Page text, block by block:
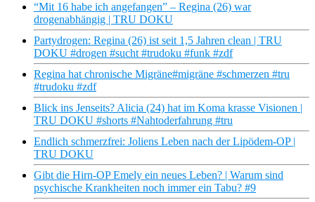
“Mit 16 habe ich angefangen” – Regina (26) war
drogenabhängig | TRU DOKU
Partydrogen: Regina (26) ist seit 1,5 Jahren clean | TRU
DOKU #drogen #sucht #trudoku #funk #zdf
Regina hat chronische Migräne#migräne #schmerzen #tru
#trudoku #zdf
Blick ins Jenseits? Alicia (24) hat im Koma krasse Visionen |
TRU DOKU #shorts #Nahtoderfahrung #tru
Endlich schmerzfrei: Joliens Leben nach der Lipödem-OP |
TRU DOKU
Gibt die Hirn-OP Emely ein neues Leben? | Warum sind
psychische Krankheiten noch immer ein Tabu? #9